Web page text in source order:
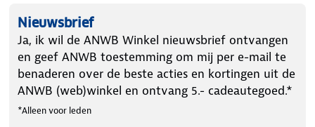
Nieuwsbrief
Ja, ik wil de ANWB Winkel nieuwsbrief ontvangen
en geef ANWB toestemming om mij per e-mail te
benaderen over de beste acties en kortingen uit de
ANWB (web)winkel en ontvang 5.- cadeautegoed.*
*Alleen voor leden